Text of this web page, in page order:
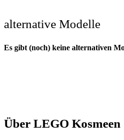
alternative Modelle
Es gibt (noch) keine alternativen
Über LEGO Kosmeen